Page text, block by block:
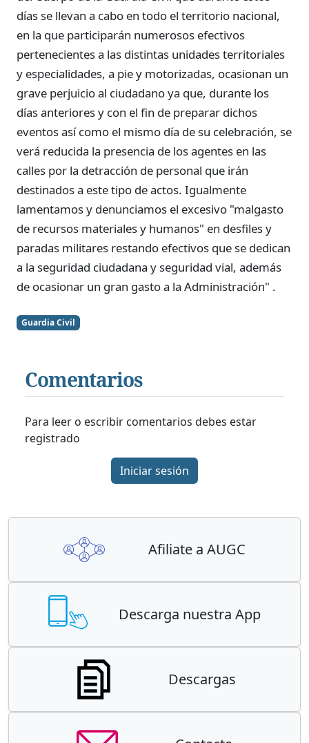
días se llevan a cabo en todo el territorio nacional,
en la que participarán numerosos efectivos
pertenecientes a las distintas unidades territoriales
y especialidades, a pie y motorizadas, ocasionan un
grave perjuicio al ciudadano ya que, durante los
días anteriores y con el fin de preparar dichos
eventos así como el mismo día de su celebración, se
verá reducida la presencia de los agentes en las
calles por la detracción de personal que irán
destinados a este tipo de actos. Igualmente
lamentamos y denunciamos el excesivo "malgasto
de recursos materiales y humanos" en desfiles y
paradas militares restando efectivos que se dedican
a la seguridad ciudadana y seguridad vial, además
de ocasionar un gran gasto a la Administración" .
Guardia Civil
Comentarios
Para leer o escribir comentarios debes estar
registrado
Iniciar sesión
Afiliate a AUGC
Descarga nuestra App
Descargas